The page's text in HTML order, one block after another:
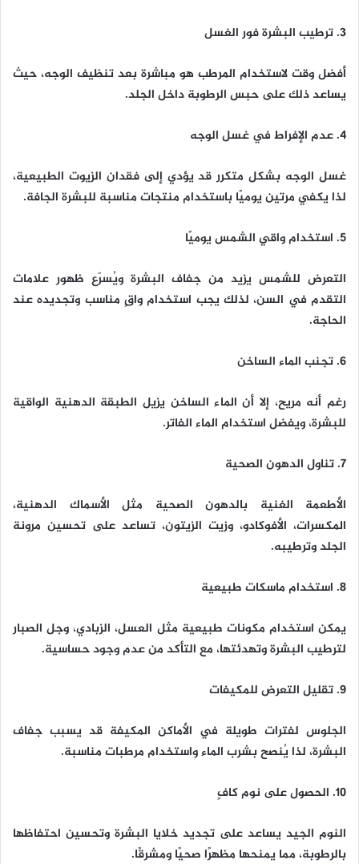
3. ترطيب البشرة فور الغسل
أفضل وقت لاستخدام المرطب هو مباشرة بعد تنظيف الوجه، حيث
يساعد ذلك على حبس الرطوبة داخل الجلد.
4. عدم الإفراط في غسل الوجه
غسل الوجه بشكل متكرر قد يؤدي إلى فقدان الزيوت الطبيعية،
لذا يكفي مرتين يوميًا باستخدام منتجات مناسبة للبشرة الجافة.
5. استخدام واقي الشمس يوميًا
التعرض للشمس يزيد من جفاف البشرة ويُسرّع ظهور علامات
التقدم في السن، لذلك يجب استخدام واقٍ مناسب وتجديده عند
الحاجة.
6. تجنب الماء الساخن
رغم أنه مريح، إلا أن الماء الساخن يزيل الطبقة الدهنية الواقية
للبشرة، ويفضل استخدام الماء الفاتر.
7. تناول الدهون الصحية
الأطعمة الغنية بالدهون الصحية مثل الأسماك الدهنية،
المكسرات، الأفوكادو، وزيت الزيتون، تساعد على تحسين مرونة
الجلد وترطيبه.
8. استخدام ماسكات طبيعية
يمكن استخدام مكونات طبيعية مثل العسل، الزبادي، وجل الصبار
لترطيب البشرة وتهدئتها، مع التأكد من عدم وجود حساسية.
9. تقليل التعرض للمكيفات
الجلوس لفترات طويلة في الأماكن المكيفة قد يسبب جفاف
البشرة، لذا يُنصح بشرب الماء واستخدام مرطبات مناسبة.
10. الحصول على نوم كافٍ
النوم الجيد يساعد على تجديد خلايا البشرة وتحسين احتفاظها
بالرطوبة، مما يمنحها مظهرًا صحيًا ومشرقًا.